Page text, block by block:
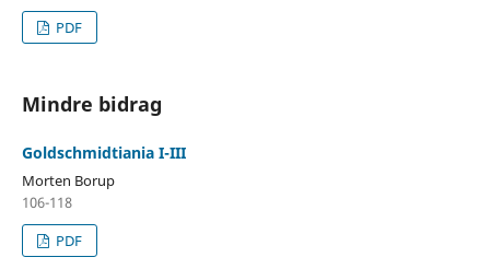
PDF
Mindre bidrag
Goldschmidtiania I-III
Morten Borup
106-118
PDF